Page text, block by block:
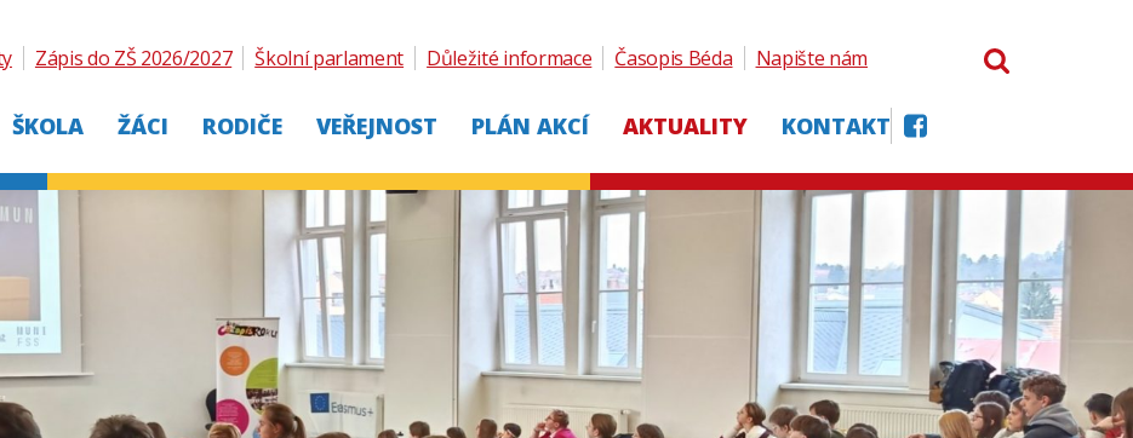
ŠKOLA ŽÁCI RODIČE VEŘEJNOST PLÁN AKCÍ AKTUALITY KONTAKT
Zápis do ZŠ 2026/2027 Školní parlament Důležité informace Časopis Béda Napište nám